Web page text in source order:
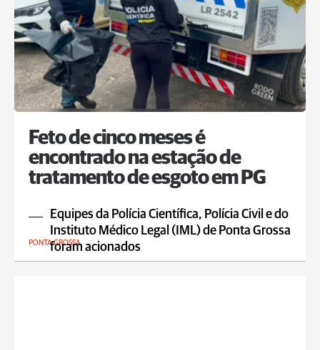
Feto de cinco meses é
encontrado na estação de
tratamento de esgoto em PG
Equipes da Polícia Científica, Polícia Civil e do
Instituto Médico Legal (IML) de Ponta Grossa
foram acionados
PONTA GROSSA